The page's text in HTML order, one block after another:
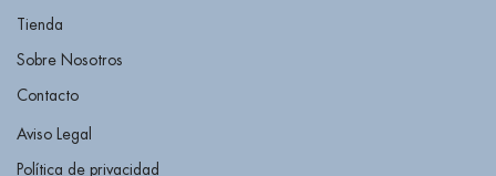
Tienda
Sobre Nosotros
Contacto
Aviso Legal
Política de privacidad